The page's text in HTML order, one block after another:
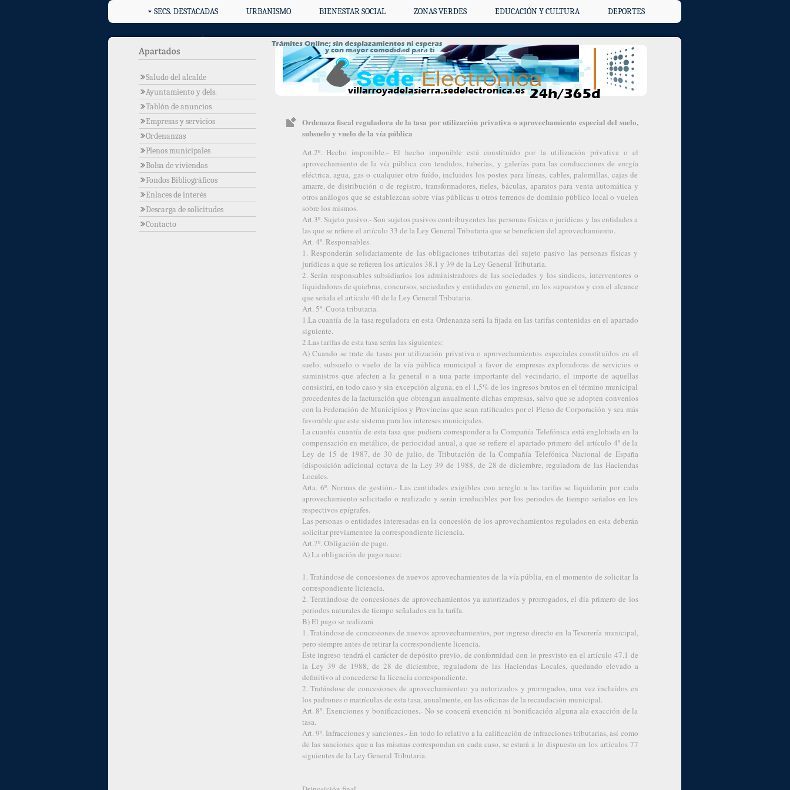
SECS. DESTACADAS URBANISMO BIENESTAR SOCIAL ZONAS VERDES EDUCACIÓN Y CULTURA DEPORTES
Saludo del alcalde
Ayuntamiento y dels.
Tablón de anuncios
Empresas y servicios
Ordenanzas
Plenos municipales
Bolsa de viviendas
Fondos Bibliográficos
Enlaces de interés
Descarga de solicitudes
Contacto
Ordenaza fiscal reguladora de la tasa por utilización privativa o aprovechamiento especial del suelo,
subsuelo y vuelo de la vía pública
Art.2º. Hecho imponible.- El hecho imponible está constituído por la utilización privativa o el
aprovechamiento de la vía pública con tendidos, tuberías, y galerías para las conducciones de enrgía
eléctrica, agua, gas o cualquier otro fuído, incluidos los postes para líneas, cables, palomillas, cajas de
amarre, de distribución o de registro, transformadores, rieles, báculas, aparatos para venta automática y
otros análogos que se establezcan sobre vías públicas u otros terrenos de dominio público local o vuelen
sobre los mismos.
Art.3º. Sujeto pasivo.- Son sujetos pasivos contribuyentes las personas físicas o jurídicas y las entidades a
las que se refiere el artículo 33 de la Ley General Tributaria que se beneficien del aprovechamiento.
Art. 4º. Responsables.
1. Responderán solidariamente de las obligaciones tributarias del sujeto pasivo las personas físicas y
jurídicas a que se refieren los artículos 38.1 y 39 de la Ley General Tributaria.
2. Serán responsables subsidiarios los administradores de las sociedades y los síndicos, interventores o
liquidadores de quiebras, concursos, sociedades y entidades en general, en los supuestos y con el alcance
que señala el artículo 40 de la Ley General Tributaria.
Art. 5º. Cuota tributaria.
1.La cuantía de la tasa reguladora en esta Ordenanza será la fijada en las tarifas contenidas en el apartado
siguiente.
2.Las tarifas de esta tasa serán las siguientes:
A) Cuando se trate de tasas por utilización privativa o aprovechamientos especiales constituídos en el
suelo, subsuelo o vuelo de la vía pública municipal a favor de empresas exploradoras de servicios o
suministros que afecten a la general o a una parte importante del vecindario, el importe de aquellas
consistirá, en todo caso y sin excepción alguna, en el 1,5% de los ingresos brutos en el término municipal
procedentes de la facturación que obtengan anualmente dichas empresas, salvo que se adopten convenios
con la Federación de Municipios y Provincias que sean ratificados por el Pleno de Corporación y sea más
favorable que este sistema para los intereses municipales.
La cuantía cuantía de esta tasa que pudiera corresponder a la Compañía Telefónica está englobada en la
compensación en metálico, de periocidad anual, a que se refiere el apartado primero del artículo 4º de la
Ley de 15 de 1987, de 30 de julio, de Tributación de la Compañía Telefónica Nacional de España
(disposición adicional octava de la Ley 39 de 1988, de 28 de diciembre, reguladora de las Haciendas
Locales.
Arta. 6º. Normas de gestión.- Las cantidades exigibles con arreglo a las tarifas se liquidarán por cada
aprovechamiento solicitado o realizado y serán irreducibles por los periodos de tiempo señalos en los
respectivos epígrafes.
Las personas o entidades interesadas en la concesión de los aprovechamientos regulados en esta deberán
solicitar previamentee la correspondiente liciencia.
Art.7º. Obligación de pago.
A) La obligación de pago nace:
1. Tratándose de concesiones de nuevos aprovechamientos de la vía públia, en el momento de solicitar la
correspondiente liciencia.
2. Teratándose de concesiones de aprovechamientos ya autorizados y prorrogados, el día primero de los
periodos naturales de tiempo señalados en la tarifa.
B) El pago se realizará
1. Tratándose de concesiones de nuevos aprovechamientos, por ingreso directo en la Tesorería municipal,
pero siempre antes de retirar la correspondiente licencia.
Este ingreso tendrá el carácter de depósito previo, de conformidad con lo presvisto en el artículo 47.1 de
la Ley 39 de 1988, de 28 de diciembre, reguladora de las Haciendas Locales, quedando elevado a
definitivo al concederse la licencia correspondiente.
2. Tratándose de concesiones de aprovechamienteo ya autorizados y prorrogados, una vez incluídos en
los padrones o matrículas de esta tasa, anualmente, en las oficinas de la recaudación municipal.
Art. 8º. Exenciones y bonificaciones.- No se concerá exención ni bonificación alguna ala exacción de la
tasa.
Art. 9º. Infracciones y sanciones.- En todo lo relativo a la calificación de infracciones tributarias, así como
de las sanciones que a las mismas correspondan en cada caso, se estará a lo dispuesto en los artículos 77
siguientes de la Ley General Tributaria.